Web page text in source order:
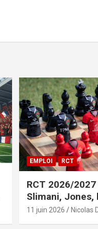
EMPLOI RCT
RCT 2026/
Slimani, Jones,
officialisées
11 juin 2026 Nicolas